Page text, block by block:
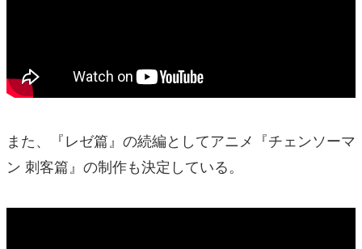
また、『レゼ篇』の続編としてアニメ『チェンソーマ
ン 刺客篇』の制作も決定している。